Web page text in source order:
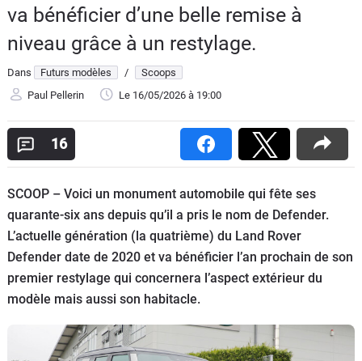
Guide
d'achat
Electriques
Flottes
Auto
Services
Forum
Moto
Marques
va bénéficier d’une belle remise à
niveau grâce à un restylage.
Dans Futurs modèles /
Scoops
Paul Pellerin
Le 16/05/2026 à 19:00
16
SCOOP – Voici un monument automobile qui fête ses
quarante-six ans depuis qu’il a pris le nom de Defender.
L’actuelle génération (la quatrième) du Land Rover
Defender date de 2020 et va bénéficier l’an prochain de son
premier restylage qui concernera l’aspect extérieur du
modèle mais aussi son habitacle.